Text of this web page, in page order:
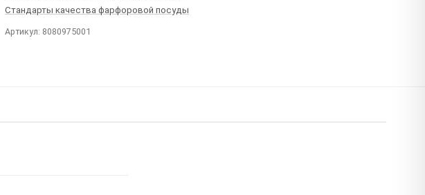
Стандарты качества фарфоровой посуды
Артикул: 8080975001